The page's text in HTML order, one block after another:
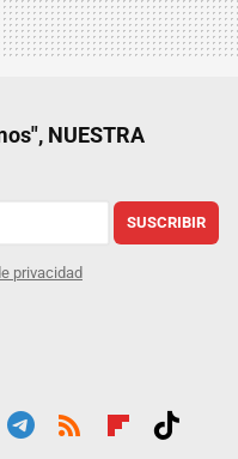
NUESTRA
SUSCRIBIR
privacidad